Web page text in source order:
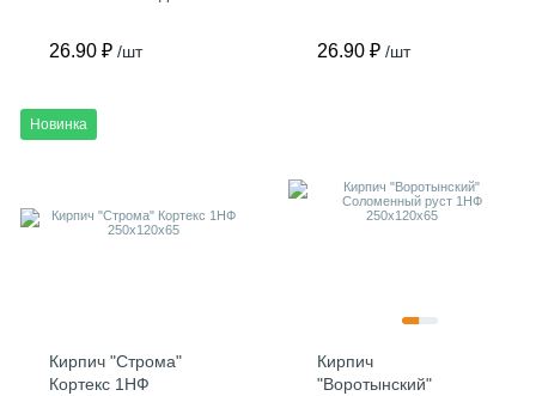
26.90 ₽ /шт 26.90 ₽ /шт
Новинка
Кирпич "Строма"
Кортекс 1НФ
Кирпич
"Воротынский"